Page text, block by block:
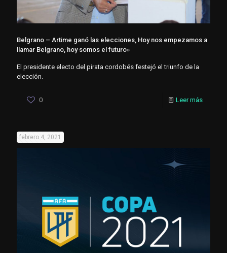
Belgrano – Artime ganó las elecciones, Hoy nos empezamos a
llamar Belgrano, hoy somos el futuro»
El presidente electo del pirata cordobés festejó el triunfo de la
elección.
0 Leer más
febrero 4, 2021